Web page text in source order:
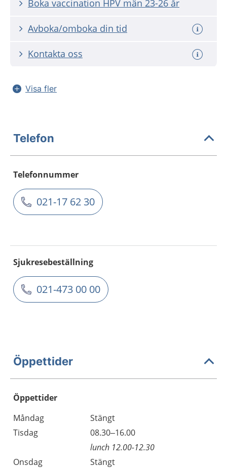
Boka vaccination HPV män 23-26 år
Avboka/omboka din tid
Kontakta oss
Visa fler
Telefon
Telefonnummer
021-17 62 30
Sjukresebeställning
021-473 00 00
Öppettider
Öppettider
Dag
Öppettider
Kommentarer
Måndag
Stängt
Tisdag
08.30–16.00
lunch 12.00-12.30
Onsdag
Stängt